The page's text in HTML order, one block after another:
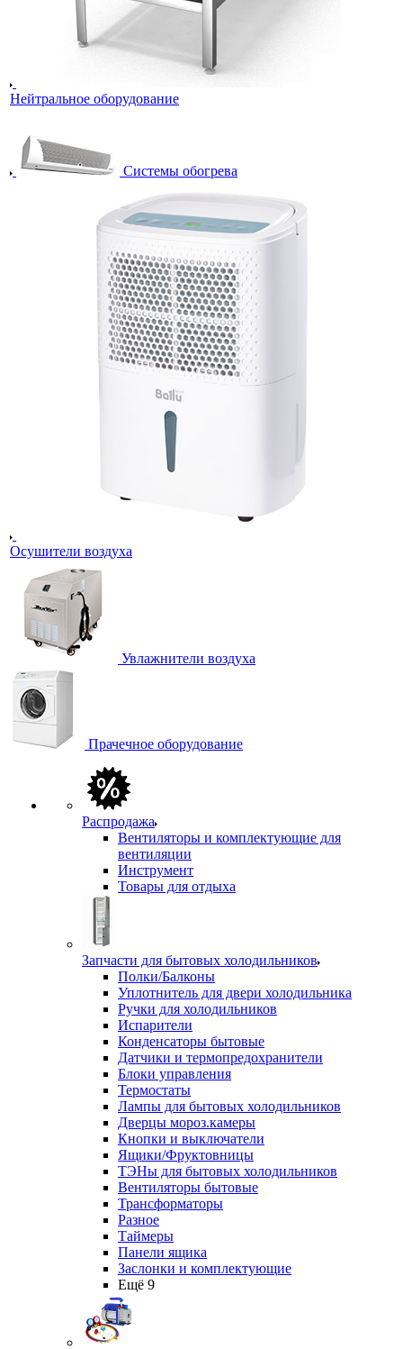
Нейтральное оборудование
Системы обогрева
Осушители воздуха
Увлажнители воздуха
Прачечное оборудование
Распродажа
Вентиляторы и комплектующие для
вентиляции
Инструмент
Товары для отдыха
Запчасти для бытовых холодильников
Полки/Балконы
Уплотнитель для двери холодильника
Ручки для холодильников
Испарители
Конденсаторы бытовые
Датчики и термопредохранители
Блоки управления
Термостаты
Лампы для бытовых холодильников
Дверцы мороз.камеры
Кнопки и выключатели
Ящики/Фруктовницы
ТЭНы для бытовых холодильников
Вентиляторы бытовые
Трансформаторы
Разное
Таймеры
Панели ящика
Заслонки и комплектующие
Ещё 9